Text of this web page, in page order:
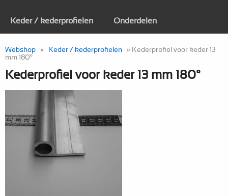
Keder / kederprofielen Onderdelen
Webshop » Keder / kederprofielen » Kederprofiel voor keder 13
mm 180°
Kederprofiel voor keder 13 mm 180°